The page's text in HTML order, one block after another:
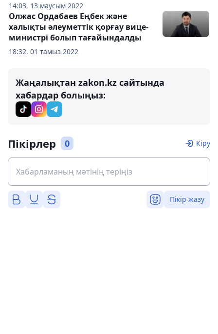
14:03, 13 маусым 2022
18:32, 01 тамыз 2022
Олжас Ордабаев Еңбек және
халықты әлеуметтік қорғау вице-
министрі болып тағайындалды
Жаңалықтан zakon.kz сайтында
хабардар болыңыз:
Пікірлер 0 Кіру
Пікір жазу